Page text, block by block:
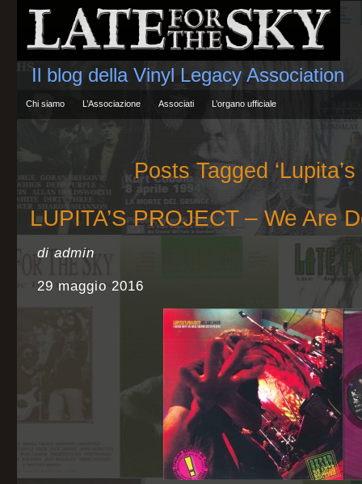
Il blog della Vinyl Legacy Association
Chi siamo L’Associazione Associati L’organo ufficiale
Posts Tagged ‘Lupita’s
LUPITA’S PROJECT – We Are
di admin
29 maggio 2016